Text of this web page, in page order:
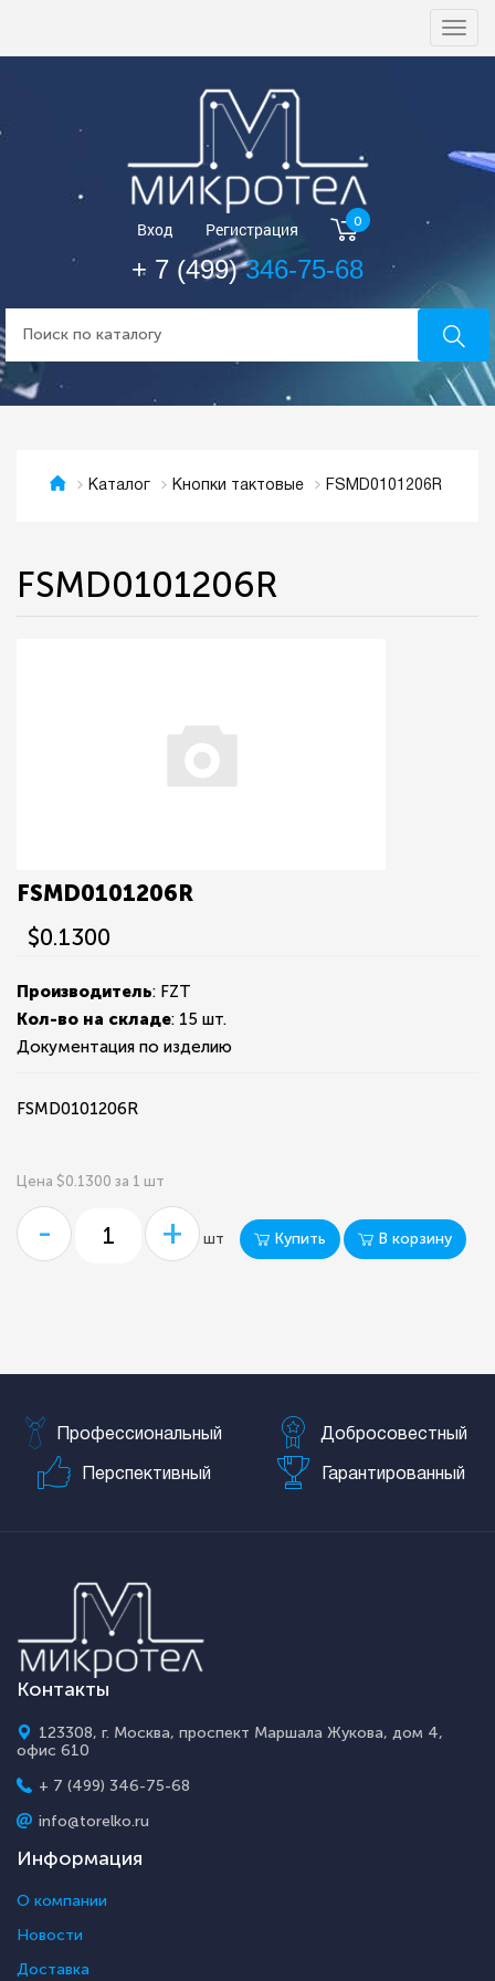
Вход Регистрация 0
+ 7 (499)346-75-68
Каталог Кнопки тактовые FSMD0101206R
FSMD0101206R
FSMD0101206R
$0.1300
Производитель: FZT
Кол-во на складе: 15 шт.
Документация по изделию
FSMD0101206R
Цена $0.1300 за 1 шт
- + шт Купить В корзину
Профессиональный Добросовестный
Перспективный Гарантированный
Контакты
123308, г. Москва, проспект Маршала Жукова, дом 4,
офис 610
+ 7 (499) 346-75-68
info@torelko.ru
Информация
О компании
Новости
Доставка